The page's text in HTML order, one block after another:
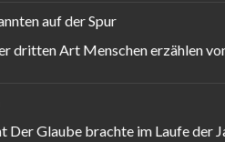
auf der Spur
dritten Art Menschen erzählen
Der Glaube brachte im Laufe